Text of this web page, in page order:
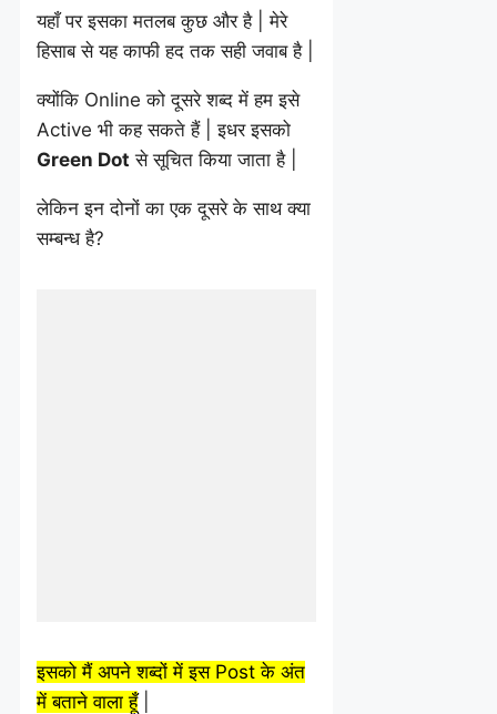
यहाँ पर इसका मतलब कुछ और है | मेरे
हिसाब से यह काफी हद तक सही जवाब है |
क्योंकि Online को दूसरे शब्द में हम इसे
Active भी कह सकते हैं | इधर इसको
Green Dot से सूचित किया जाता है |
लेकिन इन दोनों का एक दूसरे के साथ क्या
सम्बन्ध है?
इसको मैं अपने शब्दों में इस Post के अंत
में बताने वाला हूँ|